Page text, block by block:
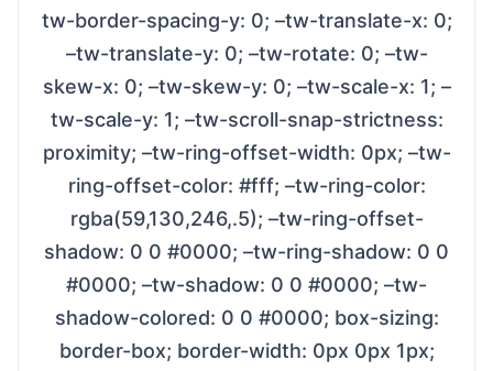
tw-border-spacing-y: 0; –tw-translate-x: 0;
–tw-translate-y: 0; –tw-rotate: 0; –tw-
skew-x: 0; –tw-skew-y: 0; –tw-scale-x: 1; –
tw-scale-y: 1; –tw-scroll-snap-strictness:
proximity; –tw-ring-offset-width: 0px; –tw-
ring-offset-color: #fff; –tw-ring-color:
rgba(59,130,246,.5); –tw-ring-offset-
shadow: 0 0 #0000; –tw-ring-shadow: 0 0
#0000; –tw-shadow: 0 0 #0000; –tw-
shadow-colored: 0 0 #0000; box-sizing:
border-box; border-width: 0px 0px 1px;